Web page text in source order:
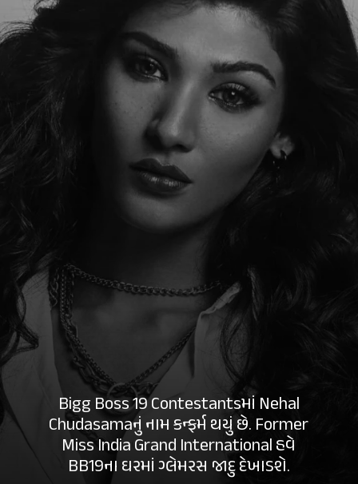
Bigg Boss 19 Contestantsમાં Nehal
Chudasamaનું નામ કન્ફર્મ થયું છે. Former
Miss India Grand International હવે